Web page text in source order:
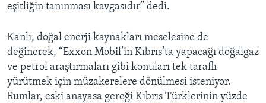
eşitliğin tanınması kavgasıdır” dedi.
Kanlı, doğal enerji kaynakları meselesine de
değinerek, “Exxon Mobil’in Kıbrıs’ta yapacağı doğalgaz
ve petrol araştırmaları gibi konuları tek taraflı
yürütmek için müzakerelere dönülmesi isteniyor.
Rumlar, eski anayasa gereği Kıbrıs Türklerinin yüzde